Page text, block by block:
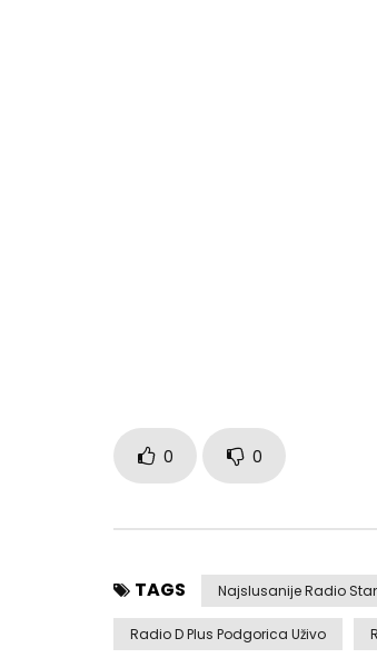
0 0
TAGS Najslusanije Radio
Radio D Plus Podgorica Uživo